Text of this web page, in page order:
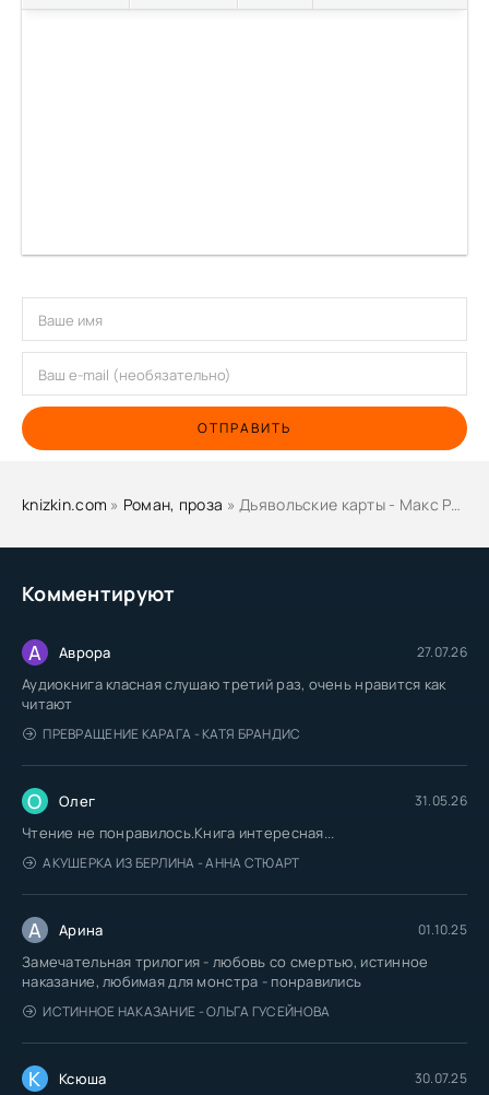
Комментируют
А Аврора 27.07.26
Аудиокнига класная слушаю третий раз, очень нравится как
читают
ПРЕВРАЩЕНИЕ КАРАГА - КАТЯ БРАНДИС
О Олег 31.05.26
Чтение не понравилось.Книга интересная...
АКУШЕРКА ИЗ БЕРЛИНА - АННА СТЮАРТ
А Арина 01.10.25
Замечательная трилогия - любовь со смертью, истинное
наказание, любимая для монстра - понравились
ИСТИННОЕ НАКАЗАНИЕ - ОЛЬГА ГУСЕЙНОВА
К Ксюша 30.07.25
ОТПРАВИТЬ
knizkin.com » Роман, проза » Дьявольские карты - Макс Ренуар